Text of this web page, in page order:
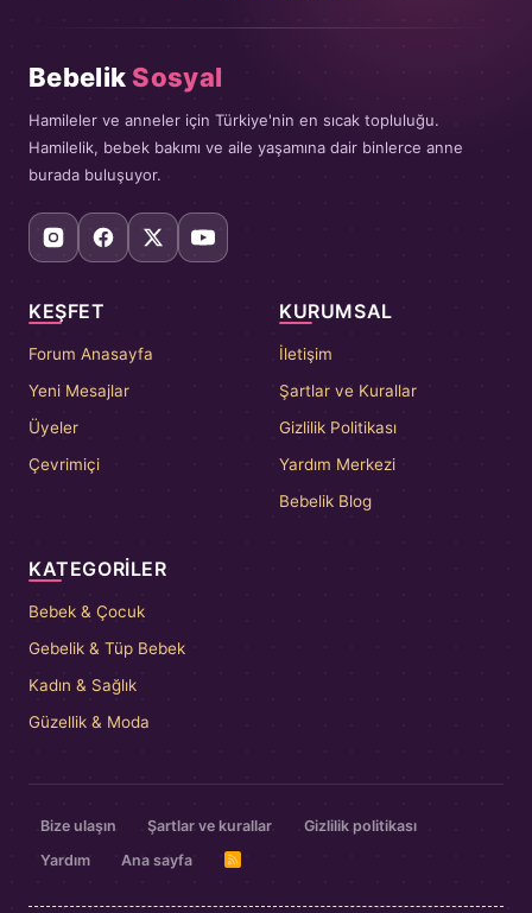
Bebelik Sosyal
Hamileler ve anneler için Türkiye'nin en sıcak topluluğu.
Hamilelik, bebek bakımı ve aile yaşamına dair binlerce anne
burada buluşuyor.
KEŞFET
Forum Anasayfa
Yeni Mesajlar
Üyeler
Çevrimiçi
KURUMSAL
İletişim
Şartlar ve Kurallar
Gizlilik Politikası
Yardım Merkezi
Bebelik Blog
KATEGORILER
Bebek & Çocuk
Gebelik & Tüp Bebek
Kadın & Sağlık
Güzellik & Moda
Bize ulaşın Şartlar ve kurallar
Gizlilik politikası
Yardım
Ana sayfa
R